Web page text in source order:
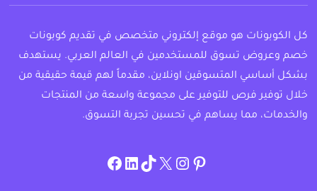
كل الكوبونات هو موقع إلكتروني متخصص في تقديم كوبونات
خصم وعروض تسوق للمستخدمين في العالم العربي. يستهدف
بشكل أساسي المتسوقين اونلاين، مقدماً لهم قيمة حقيقية من
خلال توفير فرص للتوفير على مجموعة واسعة من المنتجات
والخدمات، مما يساهم في تحسين تجربة التسوق.
pinterest
allcouponat
twitter
TikTok
linkedin
facebook